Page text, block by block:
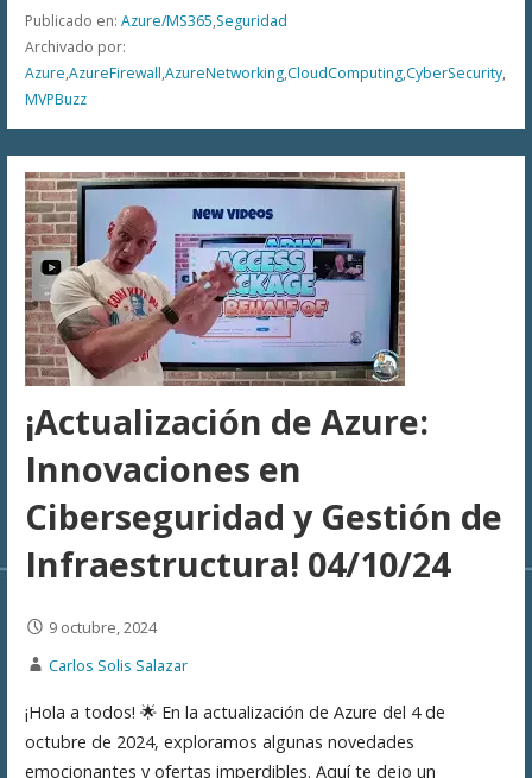
Publicado en: Azure/MS365,Seguridad
Archivado por:
Azure,AzureFirewall,AzureNetworking,CloudComputing,CyberSecurity,
MVPBuzz
¡Actualización de Azure:
Innovaciones en
Ciberseguridad y Gestión de
Infraestructura! 04/10/24
9 octubre, 2024
Carlos Solis Salazar
¡Hola a todos! 🌟 En la actualización de Azure del 4 de
octubre de 2024, exploramos algunas novedades
emocionantes y ofertas imperdibles. Aquí te dejo un